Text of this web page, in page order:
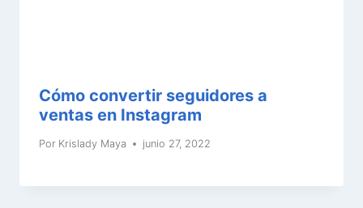
Cómo convertir seguidores a
ventas en Instagram
Por Krislady Maya junio 27, 2022